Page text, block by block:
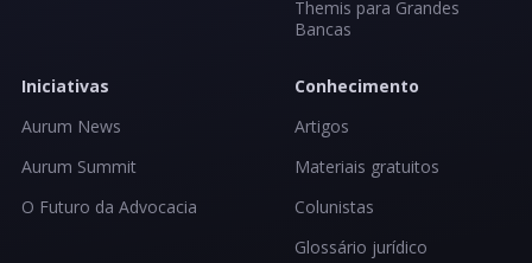
Themis para Grandes
Bancas
Iniciativas
Aurum News
Aurum Summit
O Futuro da Advocacia
Conhecimento
Artigos
Materiais gratuitos
Colunistas
Glossário jurídico